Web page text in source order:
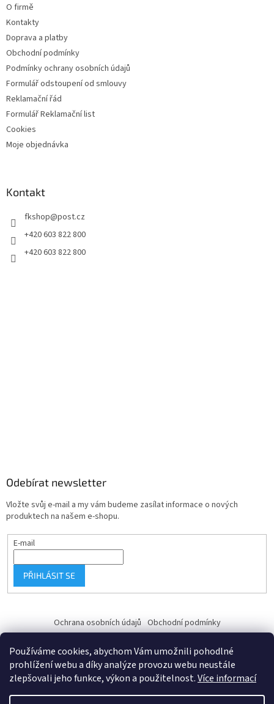
Používáme cookies, abychom Vám umožnili pohodlné
prohlížení webu a díky analýze provozu webu neustále
zlepšovali jeho funkce, výkon a použitelnost.Více informací
O firmě
Kontakty
Doprava a platby
Obchodní podmínky
Podmínky ochrany osobních údajů
Formulář odstoupení od smlouvy
Reklamační řád
Formulář Reklamační list
Cookies
Moje objednávka
Kontakt
fkshop@post.cz
+420 603 822 800
+420 603 822 800
Odebírat newsletter
Vložte svůj e-mail a my vám budeme zasílat informace o nových
produktech na našem e-shopu.
E-mail
PŘIHLÁSIT SE
Ochrana osobních údajů Obchodní podmínky